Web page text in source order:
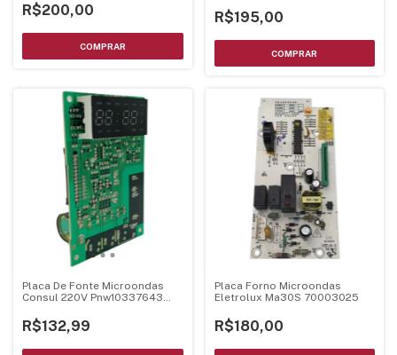
R$200,00 R$195,00
Placa De Fonte Microondas
Consul 220V Pnw10337643
R$132,99
Placa Forno Microondas
Eletrolux Ma30S 70003025
R$180,00